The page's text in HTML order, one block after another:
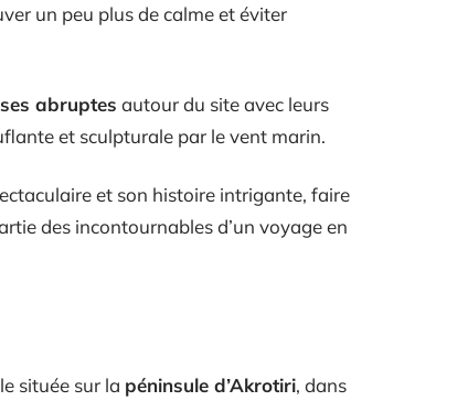
un peu plus de calme et éviter
abruptes autour du site avec leurs
et sculpturale par le vent marin.
et son histoire intrigante, faire
des incontournables d’un voyage en
située sur la péninsule d’Akrotiri, dans